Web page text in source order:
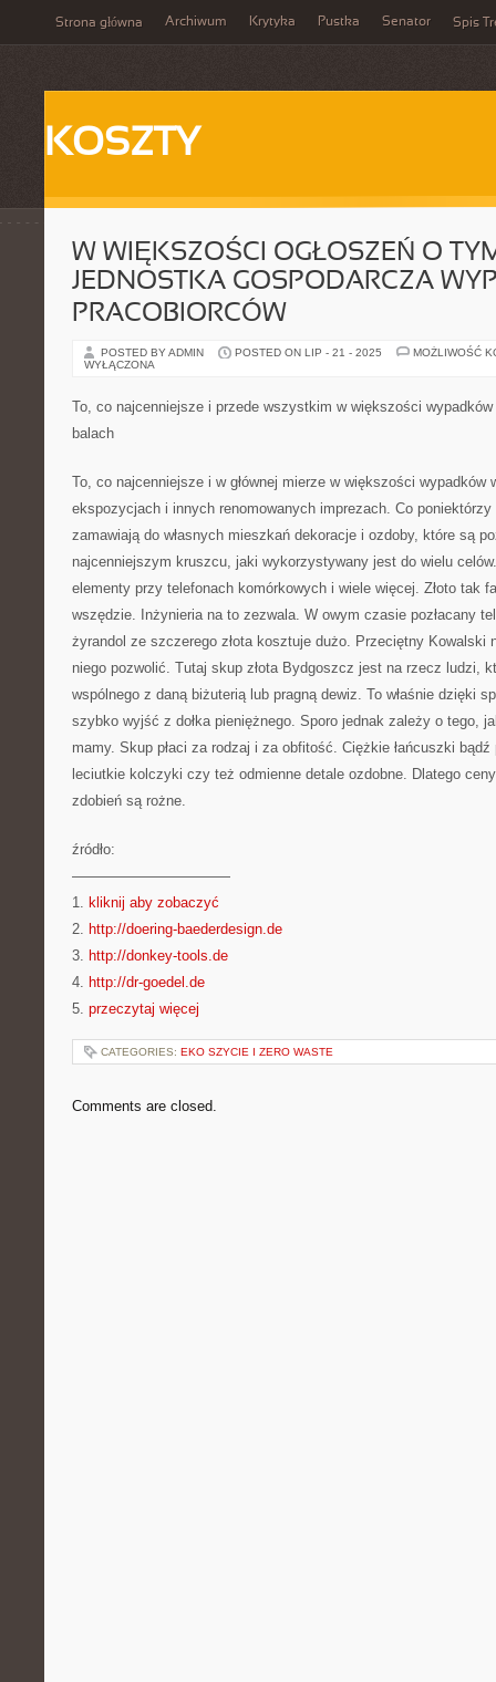
Strona główna Archiwum Krytyka Pustka Senator Spis
KOSZTY
W WIĘKSZOŚCI OGŁOSZEŃ O
JEDNOSTKA GOSPODARCZA
PRACOBIORCÓW
POSTED BY ADMIN POSTED ON LIP - 21 - 2025
MOŻLIWOŚĆ
WYŁĄCZONA
To, co najcenniejsze i przede wszystkim w większości
balach
To, co najcenniejsze i w głównej mierze w większości wypadków
ekspozycjach i innych renomowanych imprezach. Co poniektórzy
zamawiają do własnych mieszkań dekoracje i ozdoby, które są
najcenniejszym kruszcu, jaki wykorzystywany jest do wielu
elementy przy telefonach komórkowych i wiele więcej. Złoto tak
wszędzie. Inżynieria na to zezwala. W owym czasie pozłacany
żyrandol ze szczerego złota kosztuje dużo. Przeciętny Kowalski
niego pozwolić. Tutaj skup złota Bydgoszcz jest na rzecz ludzi,
wspólnego z daną biżuterią lub pragną dewiz. To właśnie dzięki
szybko wyjść z dołka pieniężnego. Sporo jednak zależy o tego,
mamy. Skup płaci za rodzaj i za obfitość. Ciężkie łańcuszki
leciutkie kolczyki czy też odmienne detale ozdobne. Dlatego
zdobień są rożne.
źródło:
———————————
1. kliknij aby zobaczyć
2. http://doering-baederdesign.de
3. http://donkey-tools.de
4. http://dr-goedel.de
5. przeczytaj więcej
CATEGORIES: EKO SZYCIE I ZERO WASTE
Comments are closed.